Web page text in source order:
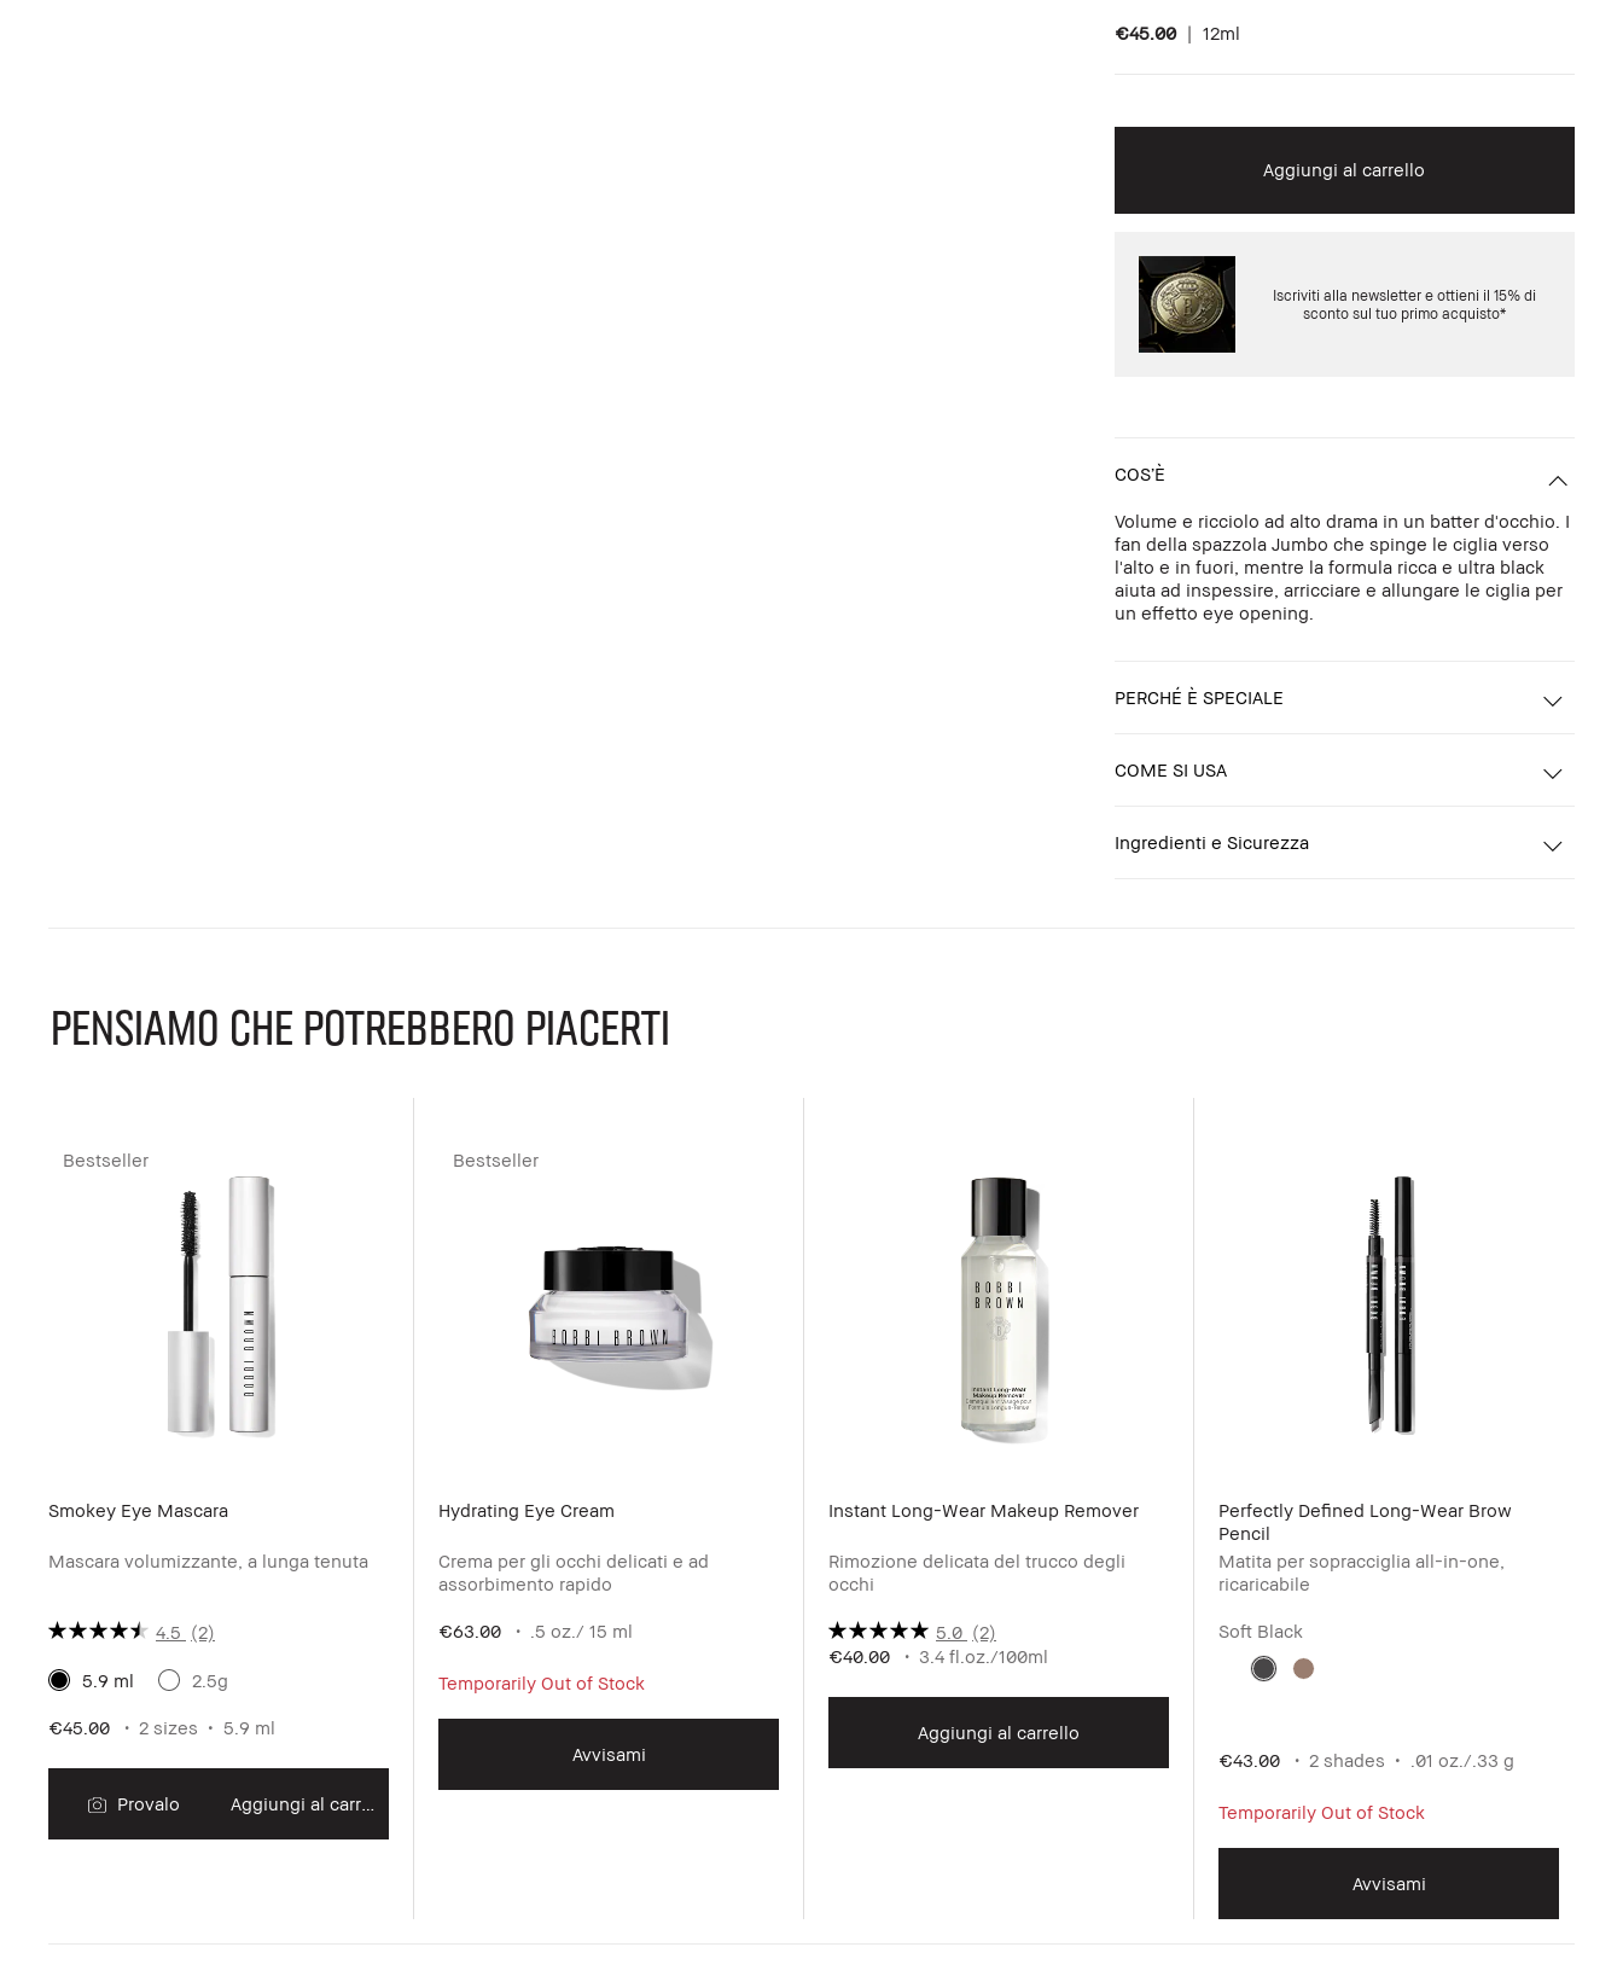
€45.00 | 12ml
Aggiungi al carrello
Iscriviti alla newsletter e ottieni il 15% di
sconto sul tuo primo acquisto*
COS’È
Volume e ricciolo ad alto drama in un batter d'occhio. I
fan della spazzola Jumbo che spinge le ciglia verso
l'alto e in fuori, mentre la formula ricca e ultra black
aiuta ad inspessire, arricciare e allungare le ciglia per
un effetto eye opening.
PERCHÉ È SPECIALE
COME SI USA
Ingredienti e Sicurezza
PENSIAMO CHE POTREBBERO PIACERTI
Bestseller
Smokey Eye Mascara
Mascara volumizzante, a lunga tenuta
4.5 (2)
5.9 ml 2.5g
€45.00 2 sizes 5.9 ml
Provalo
Bestseller
Hydrating Eye Cream
Crema per gli occhi delicati e ad
assorbimento rapido
€63.00 .5 oz./ 15 ml
Temporarily Out of Stock
Avvisami
Instant Long-Wear Makeup Remover
Rimozione delicata del trucco degli
occhi
5.0 (2)
€40.00
3.4 fl.oz./100ml
Aggiungi al carrello
Perfectly Defined Long-Wear Brow
Pencil
Matita per sopracciglia all-in-one,
ricaricabile
Soft Black
€43.00 2 shades .01 oz./.33 g
Temporarily Out of Stock
Avvisami